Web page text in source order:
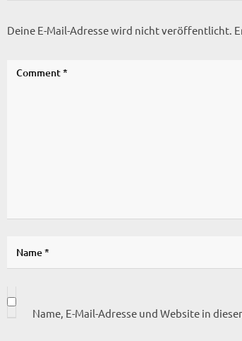
Deine E-Mail-Adresse wird nicht veröffentlicht.
Name, E-Mail-Adresse und Website in